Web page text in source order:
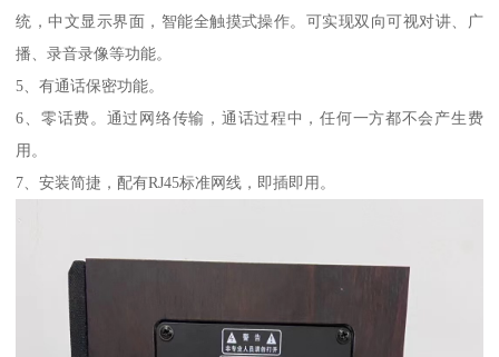
统，中文显示界面，智能全触摸式操作。可实现双向可视对讲、广
播、录音录像等功能。
5、有通话保密功能。
6、零话费。通过网络传输，通话过程中，任何一方都不会产生费
用。
7、安装简捷，配有RJ45标准网线，即插即用。